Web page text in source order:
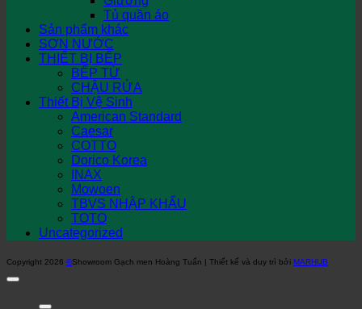
Tủ quần áo
Sản phẩm khác
SƠN NƯỚC
THIẾT BỊ BẾP
BẾP TỪ
CHẬU RỬA
Thiết Bị Vệ Sinh
American Standard
Caesar
COTTO
Dorico Korea
INAX
Mowoen
TBVS NHẬP KHẨU
TOTO
Uncategorized
Copyright 2026 ©Showroom Gạch men Hoàng Tuấn | Thiết kế và duy trì bởi MARHUB